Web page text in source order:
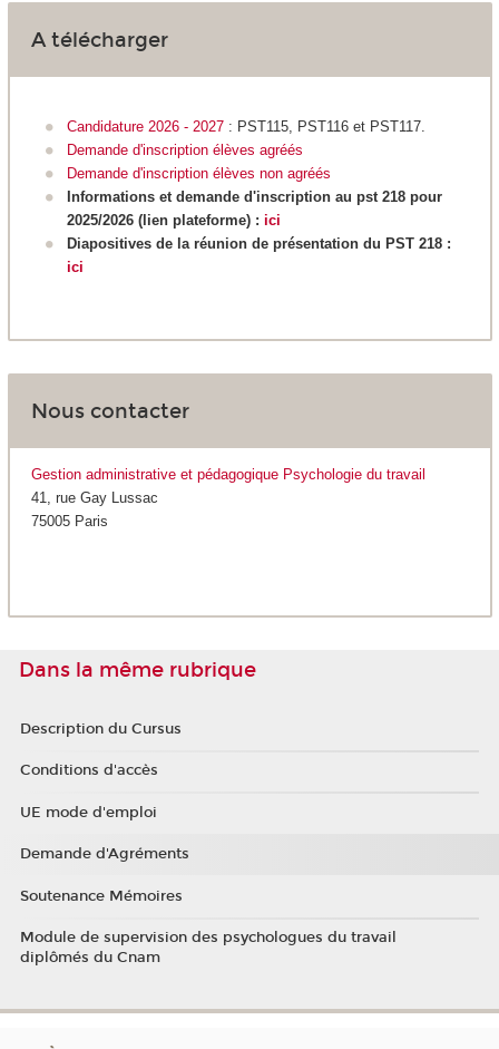
A télécharger
Candidature 2026 - 2027 : PST115, PST116 et PST117.
Demande d'inscription élèves agréés
Demande d'inscription élèves non agréés
Informations et demande d'inscription au pst 218 pour
2025/2026 (lien plateforme) : ici
Diapositives de la réunion de présentation du PST 218 :
ici
Nous contacter
Gestion administrative et pédagogique Psychologie du travail
41, rue Gay Lussac
75005 Paris
Dans la même rubrique
Description du Cursus
Conditions d'accès
UE mode d'emploi
Demande d'Agréments
Soutenance Mémoires
Module de supervision des psychologues du travail
diplômés du Cnam